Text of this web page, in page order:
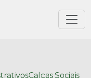
Calças Sociais